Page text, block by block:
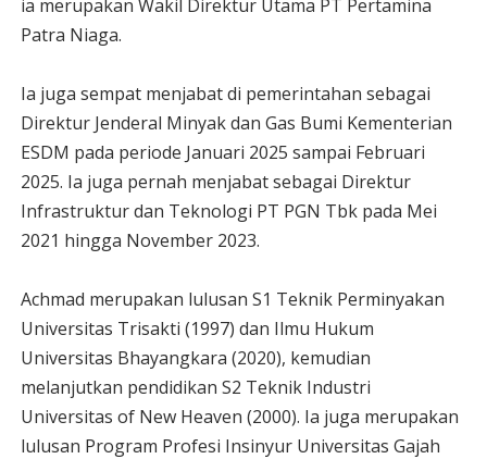
ia merupakan Wakil Direktur Utama PT Pertamina
Patra Niaga.
Ia juga sempat menjabat di pemerintahan sebagai
Direktur Jenderal Minyak dan Gas Bumi Kementerian
ESDM pada periode Januari 2025 sampai Februari
2025. Ia juga pernah menjabat sebagai Direktur
Infrastruktur dan Teknologi PT PGN Tbk pada Mei
2021 hingga November 2023.
Achmad merupakan lulusan S1 Teknik Perminyakan
Universitas Trisakti (1997) dan Ilmu Hukum
Universitas Bhayangkara (2020), kemudian
melanjutkan pendidikan S2 Teknik Industri
Universitas of New Heaven (2000). Ia juga merupakan
lulusan Program Profesi Insinyur Universitas Gajah